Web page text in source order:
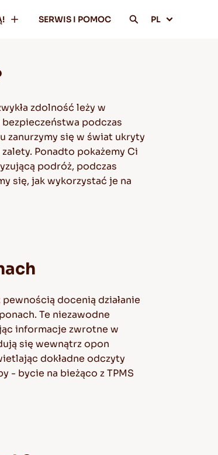
SERWIS I POMOC PL
zdolność leży w
podczas
zanurzymy się w świat ukryty
Ponadto pokażemy Ci
podróż, podczas
się, jak wykorzystać je na
docenią działanie
Te niezawodne
informacje zwrotne w
się wewnątrz opon
dokładne odczyty
- bycie na bieżąco z TPMS